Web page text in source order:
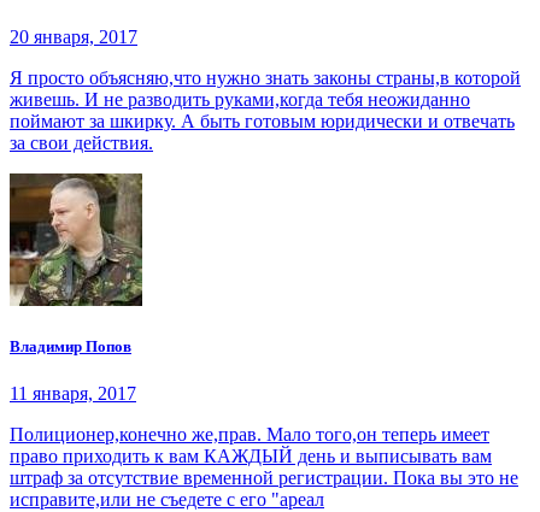
20 января, 2017
Я просто объясняю,что нужно знать законы страны,в которой
живешь. И не разводить руками,когда тебя неожиданно
поймают за шкирку. А быть готовым юридически и отвечать
за свои действия.
Владимир Попов
11 января, 2017
Полиционер,конечно же,прав. Мало того,он теперь имеет
право приходить к вам КАЖДЫЙ день и выписывать вам
штраф за отсутствие временной регистрации. Пока вы это не
исправите,или не съедете с его "ареал